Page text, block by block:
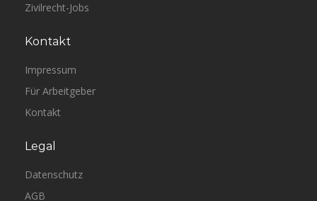
Zivilrecht-Jobs
Kontakt
Impressum
Für Arbeitgeber
Kontakt
Legal
Datenschutz
AGB